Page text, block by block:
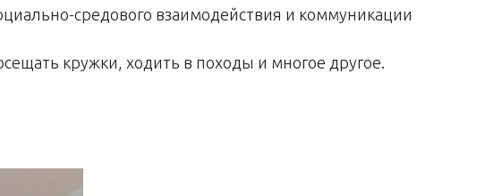
средового взаимодействия и коммуникации
кружки, ходить в походы и многое другое.